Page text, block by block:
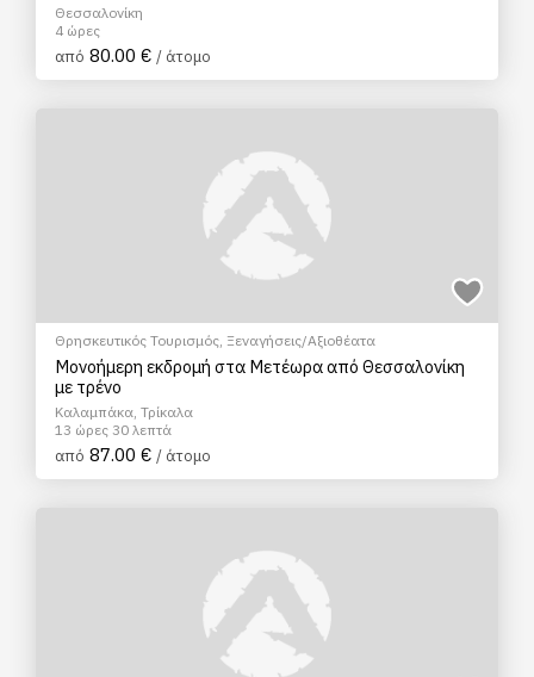
Θεσσαλονίκη
4 ώρες
από 80.00 € / άτομο
Θρησκευτικός Τουρισμός, Ξεναγήσεις/Αξιοθέατα
Μονοήμερη εκδρομή στα Μετέωρα από Θεσσαλονίκη
με τρένο
Καλαμπάκα, Τρίκαλα
13 ώρες 30 λεπτά
από 87.00 € / άτομο